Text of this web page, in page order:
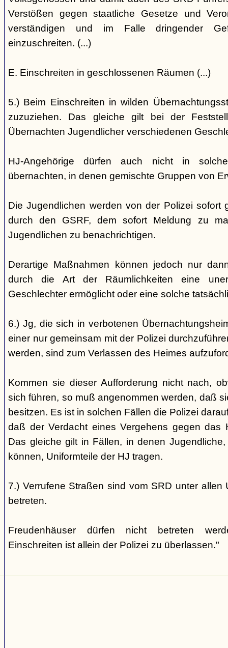
Verstößen gegen staatliche Gesetze und
verständigen und im Falle dringender
einzuschreiten. (...)
E. Einschreiten in geschlossenen Räumen (...)
5.) Beim Einschreiten in wilden
zuzuziehen. Das gleiche gilt bei der
Übernachten Jugendlicher verschiedenen
HJ-Angehörige dürfen auch nicht in
übernachten, in denen gemischte Gruppen von
Die Jugendlichen werden von der Polizei sofort
durch den GSRF, dem sofort Meldung zu
Jugendlichen zu benachrichtigen.
Derartige Maßnahmen können jedoch nur
durch die Art der Räumlichkeiten eine
Geschlechter ermöglicht oder eine solche
6.) Jg, die sich in verbotenen
einer nur gemeinsam mit der Polizei
werden, sind zum Verlassen des Heimes
Kommen sie dieser Aufforderung nicht nach,
sich führen, so muß angenommen werden, daß
besitzen. Es ist in solchen Fällen die Polizei
daß der Verdacht eines Vergehens gegen das
Das gleiche gilt in Fällen, in denen
können, Uniformteile der HJ tragen.
7.) Verrufene Straßen sind vom SRD unter allen
betreten.
Freudenhäuser dürfen nicht betreten
Einschreiten ist allein der Polizei zu überlassen."